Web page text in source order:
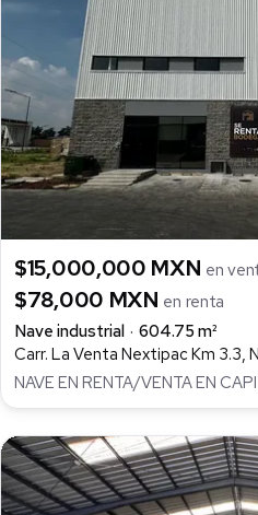
$15,000,000 MXN en
$78,000 MXN en renta
Nave industrial
604.75 m²
Carr. La Venta Nextipac Km 3.3,
NAVE EN RENTA/VENTA EN